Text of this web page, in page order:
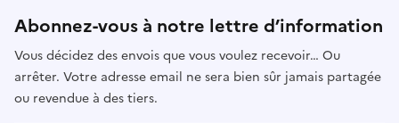
Abonnez-vous à notre lettre d’information
Vous décidez des envois que vous voulez recevoir… Ou
arrêter. Votre adresse email ne sera bien sûr jamais partagée
ou revendue à des tiers.